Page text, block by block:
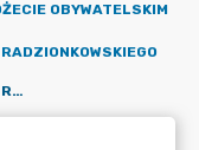
OBYWATELSKIM
WZORY FORMULARZY W PROCEDURZE RADZIONKOWSKIEGO BUDŻETU OBYWATELSKIEGO 2026